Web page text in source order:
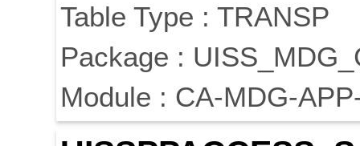
Table Type : TRANSP
Package :
Module : CA-MDG-